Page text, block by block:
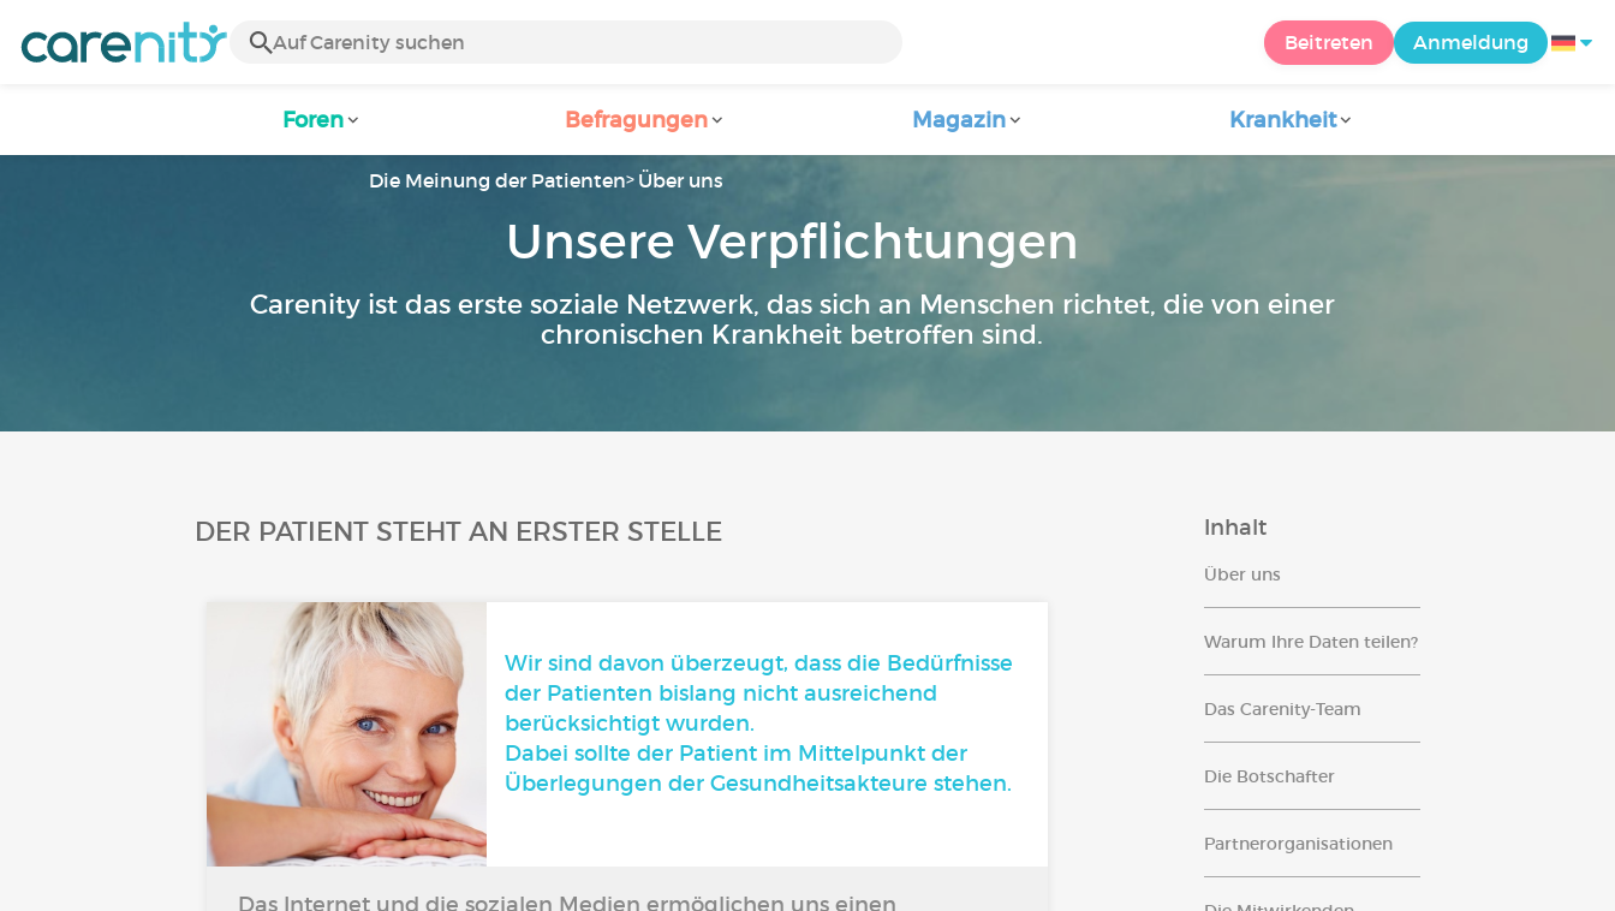
Beitreten Anmeldung
Foren Befragungen Magazin Krankheit
Die Meinung der Patienten Über uns
Unsere Verpflichtungen
Carenity ist das erste soziale Netzwerk, das sich an Menschen richtet, die von einer
chronischen Krankheit betroffen sind.
Inhalt
Über uns
Warum Ihre Daten teilen?
Das Carenity-Team
Die Botschafter
Partnerorganisationen
DER PATIENT STEHT AN ERSTER STELLE
Wir sind davon überzeugt, dass die Bedürfnisse
der Patienten bislang nicht ausreichend
berücksichtigt wurden.
Dabei sollte der Patient im Mittelpunkt der
Überlegungen der Gesundheitsakteure stehen.
Das Internet und die sozialen Medien ermöglichen uns einen